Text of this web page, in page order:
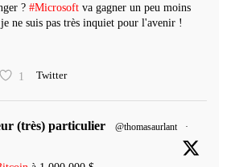
? #Microsoft va gagner un peu moins
ne suis pas très inquiet pour l'avenir !
1 Twitter
(très) particulier @thomasaurlant
·